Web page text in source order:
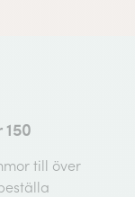
till över